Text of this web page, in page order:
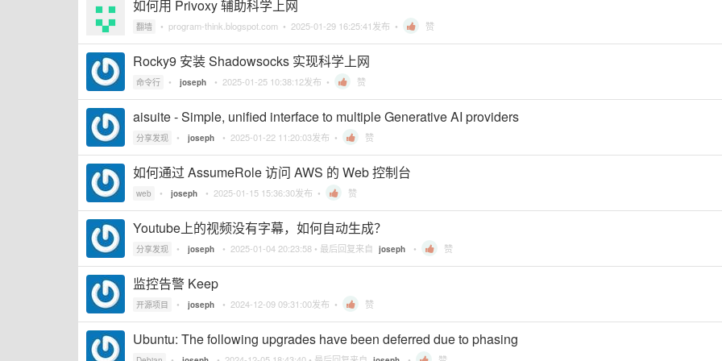
如何用 Privoxy 辅助科学上网
翻墙 • program-think.blogspot.com • 2025-01-29 16:25:41发布 • 赞
Rocky9 安装 Shadowsocks 实现科学上网
命令行 • joseph • 2025-01-25 10:38:12发布 • 赞
aisuite - Simple, unified interface to multiple Generative AI providers
分享发现 • joseph • 2025-01-22 11:20:03发布 • 赞
如何通过 AssumeRole 访问 AWS 的 Web 控制台
web • joseph • 2025-01-15 15:36:30发布 • 赞
Youtube上的视频没有字幕，如何自动生成？
分享发现 • joseph • 2025-01-04 20:23:58 • 最后回复来自 joseph • 赞
监控告警 Keep
开源项目 • joseph • 2024-12-09 09:31:00发布 • 赞
Ubuntu: The following upgrades have been deferred due to phasing